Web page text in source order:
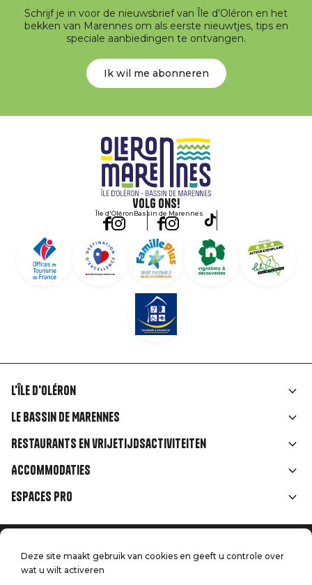
Schrijf je in voor de nieuwsbrief van Île d’Oléron en het
bekken van Marennes om als eerste nieuwtjes, tips en
speciale aanbiedingen te ontvangen.
Ik wil me abonneren
Volg ons!
Île d'OléronBassin de Marennes
Liens
rubriques
L'île d'Oléron
Le Bassin de Marennes
Restaurants en vrijetijdsactiviteiten
Accommodaties
Espaces Pro
Menu
Juridische informatie
Druk op
Deze site maakt gebruik van cookies en geeft u controle over
wat u wilt activeren